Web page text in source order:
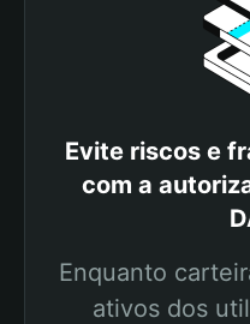
Evite riscos e
com a
Enquanto
ativos dos